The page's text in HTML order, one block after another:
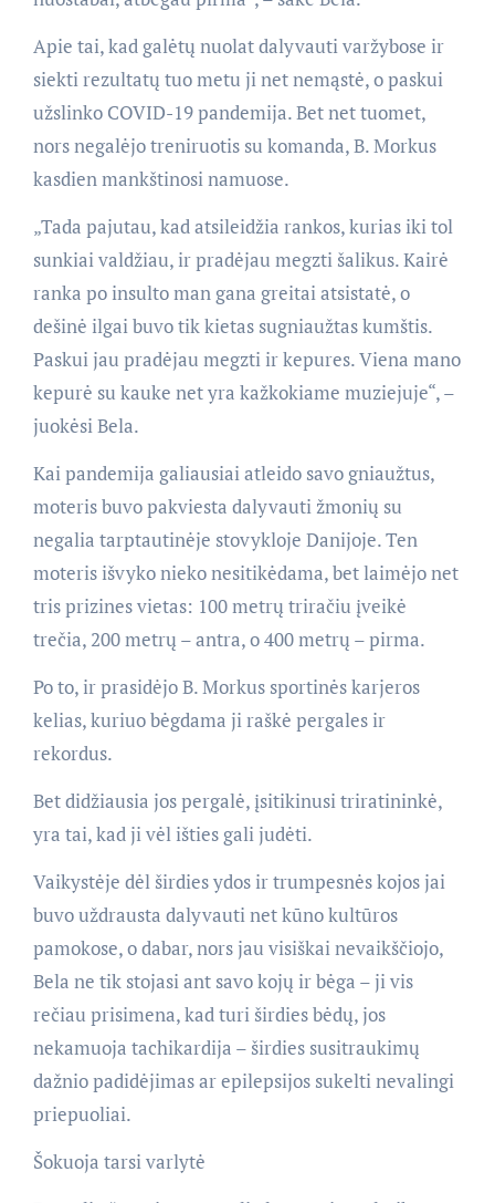
Apie tai, kad galėtų nuolat dalyvauti varžybose ir
siekti rezultatų tuo metu ji net nemąstė, o paskui
užslinko COVID-19 pandemija. Bet net tuomet,
nors negalėjo treniruotis su komanda, B. Morkus
kasdien mankštinosi namuose.
„Tada pajutau, kad atsileidžia rankos, kurias iki tol
sunkiai valdžiau, ir pradėjau megzti šalikus. Kairė
ranka po insulto man gana greitai atsistatė, o
dešinė ilgai buvo tik kietas sugniaužtas kumštis.
Paskui jau pradėjau megzti ir kepures. Viena mano
kepurė su kauke net yra kažkokiame muziejuje“, –
juokėsi Bela.
Kai pandemija galiausiai atleido savo gniaužtus,
moteris buvo pakviesta dalyvauti žmonių su
negalia tarptautinėje stovykloje Danijoje. Ten
moteris išvyko nieko nesitikėdama, bet laimėjo net
tris prizines vietas: 100 metrų triračiu įveikė
trečia, 200 metrų – antra, o 400 metrų – pirma.
Po to, ir prasidėjo B. Morkus sportinės karjeros
kelias, kuriuo bėgdama ji raškė pergales ir
rekordus.
Bet didžiausia jos pergalė, įsitikinusi triratininkė,
yra tai, kad ji vėl išties gali judėti.
Vaikystėje dėl širdies ydos ir trumpesnės kojos jai
buvo uždrausta dalyvauti net kūno kultūros
pamokose, o dabar, nors jau visiškai nevaikščiojo,
Bela ne tik stojasi ant savo kojų ir bėga – ji vis
rečiau prisimena, kad turi širdies bėdų, jos
nekamuoja tachikardija – širdies susitraukimų
dažnio padidėjimas ar epilepsijos sukelti nevalingi
priepuoliai.
Šokuoja tarsi varlytė